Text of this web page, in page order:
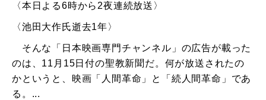
〈本日よる6時から2夜連続放送〉
〈池田大作氏逝去1年〉
そんな「日本映画専門チャンネル」の広告が載った
のは、11月15日付の聖教新聞だ。何が放送されたの
かというと、映画「人間革命」と「続人間革命」であ
る。...